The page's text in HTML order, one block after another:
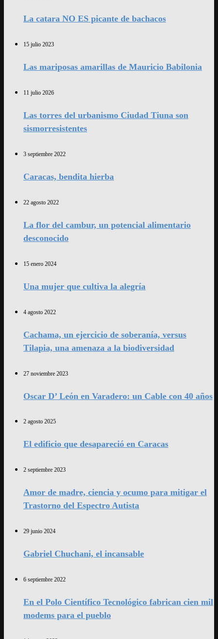
La catara NO ES picante de bachacos
15 julio 2023
Las mariposas amarillas de Mauricio Babilonia
11 julio 2026
Las torres del urbanismo Ciudad Tiuna son
sismorresistentes
3 septiembre 2022
Caracas, bendita hierba
22 agosto 2022
La flor del cambur, un potencial alimentario
desconocido
15 enero 2024
Una mujer que cultiva la alegría
4 agosto 2022
Cachama, un ejercicio de soberanía, versus
Tilapia, una amenaza a la biodiversidad
27 noviembre 2023
Oscar D’ León en Varadero: un Cable con 40 años
2 agosto 2025
El edificio que desapareció en Caracas
2 septiembre 2023
Amor de madre, ciencia y ocumo para mitigar el
Trastorno del Espectro Autista
29 junio 2024
Gabriel Chuchani, el incansable
6 septiembre 2022
En el Polo Científico Tecnológico fabrican cien mil
modems para el pueblo